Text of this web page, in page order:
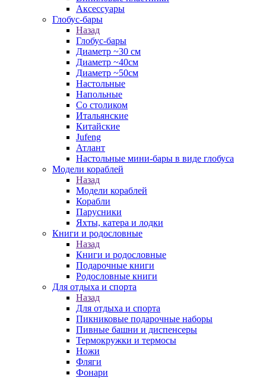
Аксессуары
Глобус-бары
Назад
Глобус-бары
Диаметр ~30 см
Диаметр ~40см
Диаметр ~50см
Настольные
Напольные
Со столиком
Итальянские
Китайские
Jufeng
Атлант
Настольные мини-бары в виде глобуса
Модели кораблей
Назад
Модели кораблей
Корабли
Парусники
Яхты, катера и лодки
Книги и родословные
Назад
Книги и родословные
Подарочные книги
Родословные книги
Для отдыха и спорта
Назад
Для отдыха и спорта
Пикниковые подарочные наборы
Пивные башни и диспенсеры
Термокружки и термосы
Ножи
Фляги
Фонари